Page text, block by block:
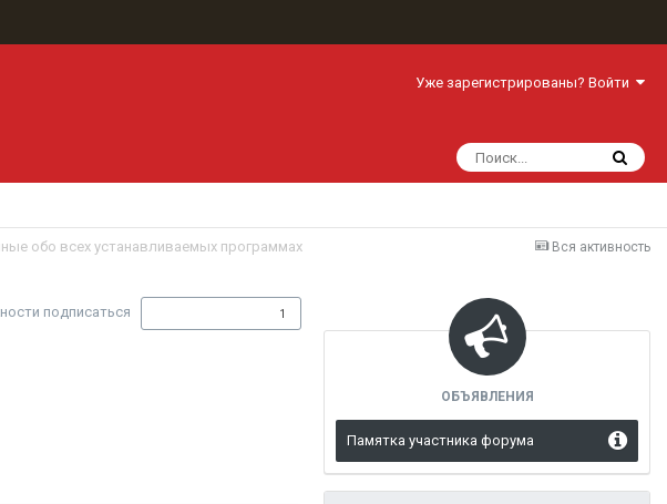
Уже зарегистрированы? Войти
Вся активность
обо всех устанавливаемых программах
подписаться 1
ОБЪЯВЛЕНИЯ
Памятка участника форума